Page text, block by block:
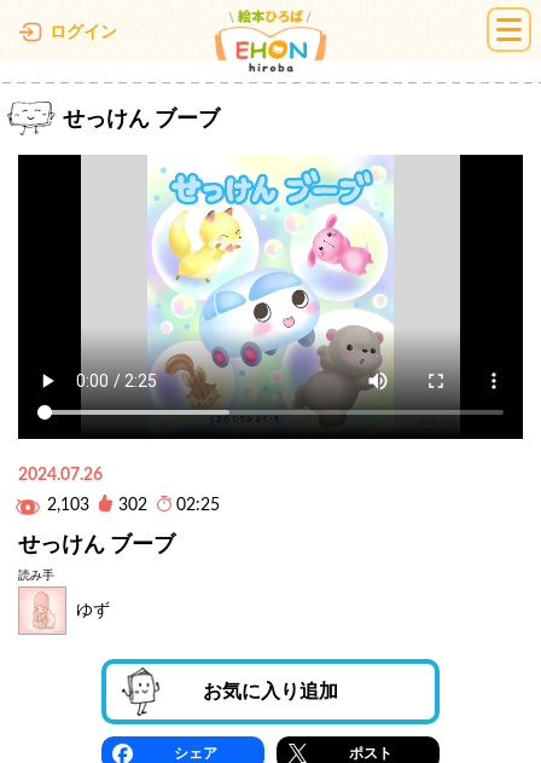
ログイン 絵本ひろば
せっけん ブーブ
2024.07.26
2,103
302 02:25
せっけん ブーブ
読み手
ゆず
お気に入り追加
シェア ポスト